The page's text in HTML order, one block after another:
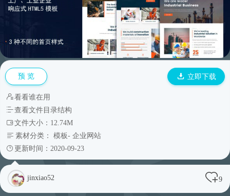
预 览 立即下载
看看谁在用
查看文件目录结构
文件大小：12.74M
素材分类： 模板- 企业网站
更新时间：2020-09-23
jinxiao52 9